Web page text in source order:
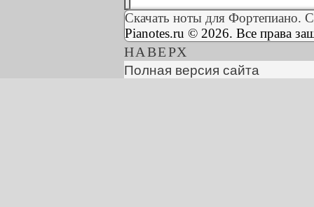
Скачать ноты для Фортепиано.
Pianotes.ru © 2026. Все права
НАВЕРХ
Полная версия сайта